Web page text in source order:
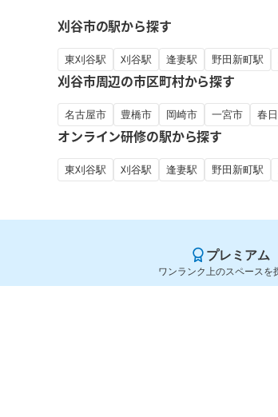
刈谷市の駅から探す
東刈谷駅 刈谷駅 逢妻駅 野田新町駅
刈谷市周辺の市区町村から探す
名古屋市 豊橋市 岡崎市 一宮市 春
オンライン研修の駅から探す
東刈谷駅 刈谷駅 逢妻駅 野田新町駅
プレミアム
ワンランク上のスペースを